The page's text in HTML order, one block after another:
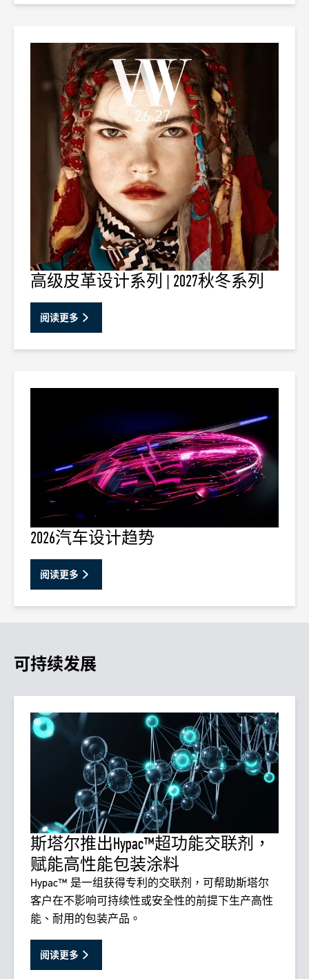
高级皮革设计系列 | 2027秋冬系列
阅读更多
2026汽车设计趋势
阅读更多
可持续发展
斯塔尔推出Hypac™超功能交联剂，
赋能高性能包装涂料
Hypac™ 是一组获得专利的交联剂，可帮助斯塔尔
客户在不影响可持续性或安全性的前提下生产高性
能、耐用的包装产品。
阅读更多